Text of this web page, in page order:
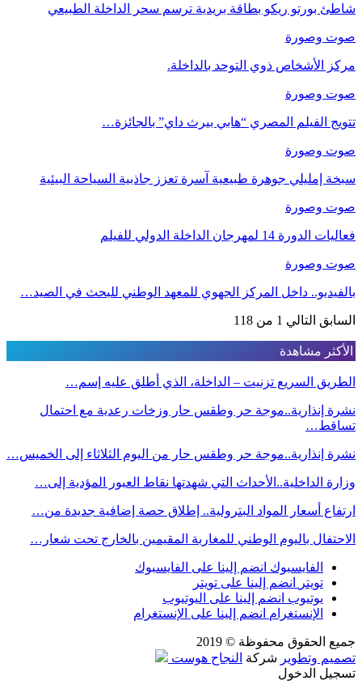
شاطئ بورتو ريكو بطاقة بريدية ترسم سحر الداخلة الطبيعي
صوت وصورة
مركز الأشخاص ذوي التوحد بالداخلة.
صوت وصورة
تتويج الفيلم المصري “هابي بيرث داي” بالجائزة…
صوت وصورة
سبخة إمليلي جوهرة طبيعية آسرة تعزز جاذبية السياحة البيئية
صوت وصورة
فعاليات الدورة 14 لمهرجان الداخلة الدولي للفيلم
صوت وصورة
بالفيديو.. داخل المركز الجهوي للمعهد الوطني للبحث في الصيد…
السابق التالي 1 من 118
الأكثر مشاهدة
الطريق السريع تزنيت – الداخلة، الذي أطلق عليه إسم…
نشرة إنذارية..موجة حر وطقس حار وزخات رعدية مع احتمال
تساقط…
نشرة إنذارية..موجة حر وطقس حار من اليوم الثلاثاء إلى الخميس…
وزارة الداخلية..الأحداث التي شهدتها نقاط العبور المؤدية إلى…
ارتفاع أسعار المواد البترولية.. إطلاق حصة إضافية جديدة من…
الاحتفال باليوم الوطني للمغاربة المقيمين بالخارج تحت شعار…
الفايسبوك انضم إلينا على الفايسبوك
تويتر
انضم إلينا على تويتر
يوتيوب انضم إلينا على اليوتيوب
الإنستغرام انضم إلينا على الإنستغرام
جميع الحقوق محفوظة © 2019
تصميم وتطوير شركة النجاح هوست
تسجيل الدخول